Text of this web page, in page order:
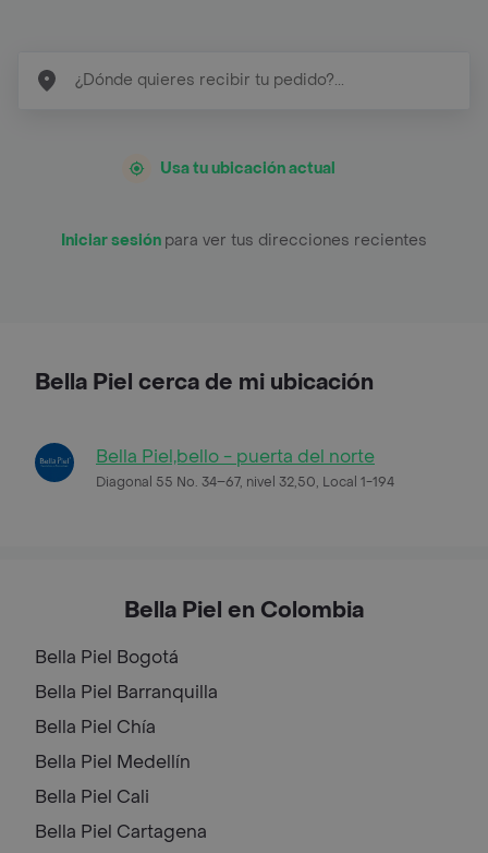
Usa tu ubicación actual
Iniciar sesión para ver tus direcciones recientes
Bella Piel cerca de mi ubicación
Bella Piel,bello - puerta del norte
Diagonal 55 No. 34–67, nivel 32,50, Local 1-194
Bella Piel en Colombia
Bella Piel Bogotá
Bella Piel Barranquilla
Bella Piel Chía
Bella Piel Medellín
Bella Piel Cali
Bella Piel Cartagena